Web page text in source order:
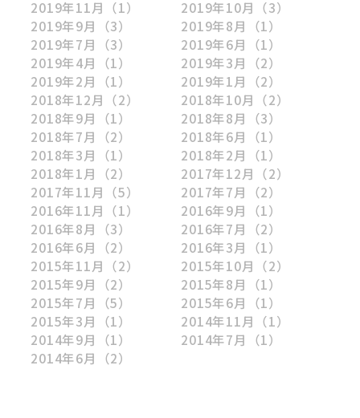
2019年11月 （1） 2019年10月 （3）
2019年9月
（3） 2019年8月
（1）
2019年7月
（3） 2019年6月
（1）
2019年4月
（1） 2019年3月
（2）
2019年2月
（1） 2019年1月
（2）
2018年12月 （2） 2018年10月 （2）
2018年9月
（1） 2018年8月
（3）
2018年7月
（2） 2018年6月
（1）
2018年3月
（1） 2018年2月
（1）
2018年1月
（2） 2017年12月 （2）
2017年11月 （5） 2017年7月
（2）
2016年11月 （1） 2016年9月
（1）
2016年8月
（3） 2016年7月
（2）
2016年6月
（2） 2016年3月
（1）
2015年11月 （2） 2015年10月 （2）
2015年9月
（2） 2015年8月
（1）
2015年7月
（5） 2015年6月
（1）
2015年3月
（1） 2014年11月 （1）
2014年9月
（1） 2014年7月
（1）
2014年6月
（2）